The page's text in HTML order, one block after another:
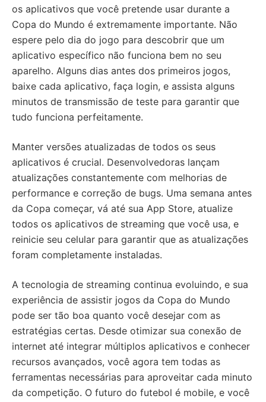
os aplicativos que você pretende usar durante a
Copa do Mundo é extremamente importante. Não
espere pelo dia do jogo para descobrir que um
aplicativo específico não funciona bem no seu
aparelho. Alguns dias antes dos primeiros jogos,
baixe cada aplicativo, faça login, e assista alguns
minutos de transmissão de teste para garantir que
tudo funciona perfeitamente.
Manter versões atualizadas de todos os seus
aplicativos é crucial. Desenvolvedoras lançam
atualizações constantemente com melhorias de
performance e correção de bugs. Uma semana antes
da Copa começar, vá até sua App Store, atualize
todos os aplicativos de streaming que você usa, e
reinicie seu celular para garantir que as atualizações
foram completamente instaladas.
A tecnologia de streaming continua evoluindo, e sua
experiência de assistir jogos da Copa do Mundo
pode ser tão boa quanto você desejar com as
estratégias certas. Desde otimizar sua conexão de
internet até integrar múltiplos aplicativos e conhecer
recursos avançados, você agora tem todas as
ferramentas necessárias para aproveitar cada minuto
da competição. O futuro do futebol é mobile, e você